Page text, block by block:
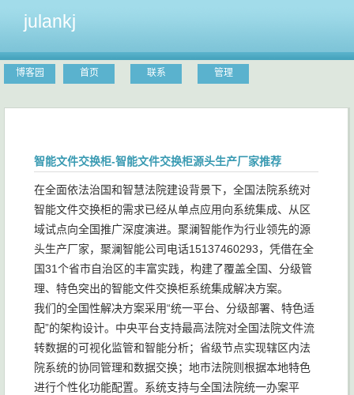
julankj
博客园 首页 联系 管理
智能文件交换柜-智能文件交换柜源头生产厂家推荐
在全面依法治国和智慧法院建设背景下，全国法院系统对
智能文件交换柜的需求已经从单点应用向系统集成、从区
域试点向全国推广深度演进。聚澜智能作为行业领先的源
头生产厂家，聚澜智能公司电话15137460293，凭借在全
国31个省市自治区的丰富实践，构建了覆盖全国、分级管
理、特色突出的智能文件交换柜系统集成解决方案。
我们的全国性解决方案采用“统一平台、分级部署、特色适
配”的架构设计。中央平台支持最高法院对全国法院文件流
转数据的可视化监管和智能分析；省级节点实现辖区内法
院系统的协同管理和数据交换；地市法院则根据本地特色
进行个性化功能配置。系统支持与全国法院统一办案平